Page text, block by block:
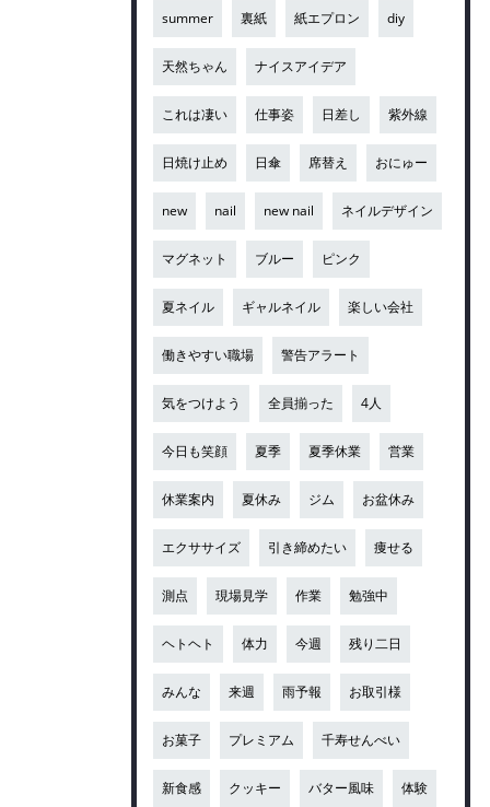
summer 裏紙 紙エプロン diy
天然ちゃん ナイスアイデア
これは凄い 仕事姿 日差し 紫外線
日焼け止め 日傘 席替え おにゅー
new nail new nail ネイルデザイン
マグネット ブルー ピンク
夏ネイル ギャルネイル 楽しい会社
働きやすい職場 警告アラート
気をつけよう 全員揃った 4人
今日も笑顔 夏季 夏季休業 営業
休業案内 夏休み ジム お盆休み
エクササイズ 引き締めたい 痩せる
測点 現場見学 作業 勉強中
ヘトヘト 体力 今週 残り二日
みんな 来週 雨予報 お取引様
お菓子 プレミアム 千寿せんべい
新食感 クッキー バター風味 体験